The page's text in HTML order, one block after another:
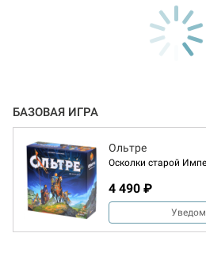
БАЗОВАЯ ИГРА
Ольтре
Осколки старой
4 490 ₽